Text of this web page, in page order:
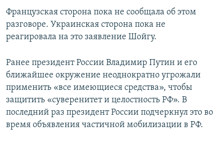
Французская сторона пока не сообщала об этом
разговоре. Украинская сторона пока не
реагировала на это заявление Шойгу.
Ранее президент России Владимир Путин и его
ближайшее окружение неоднократно угрожали
применить «все имеющиеся средства», чтобы
защитить «суверенитет и целостность РФ». В
последний раз президент России подчеркнул это во
время объявления частичной мобилизации в РФ.